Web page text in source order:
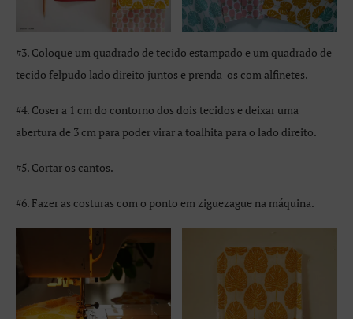
#3. Coloque um quadrado de tecido estampado e um quadrado de
tecido felpudo lado direito juntos e prenda-os com alfinetes.
#4. Coser a 1 cm do contorno dos dois tecidos e deixar uma
abertura de 3 cm para poder virar a toalhita para o lado direito.
#5. Cortar os cantos.
#6. Fazer as costuras com o ponto em ziguezague na máquina.